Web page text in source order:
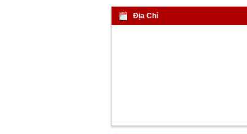
Địa Chỉ